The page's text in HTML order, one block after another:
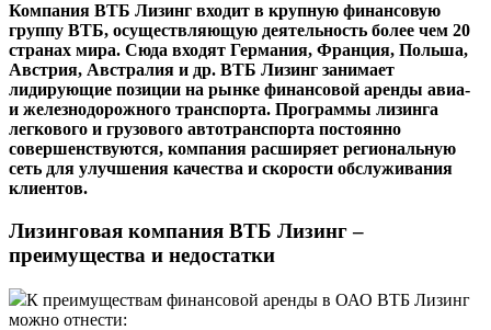
Компания ВТБ Лизинг входит в крупную финансовую
группу ВТБ, осуществляющую деятельность более чем 20
странах мира. Сюда входят Германия, Франция, Польша,
Австрия, Австралия и др. ВТБ Лизинг занимает
лидирующие позиции на рынке финансовой аренды авиа-
и железнодорожного транспорта. Программы лизинга
легкового и грузового автотранспорта постоянно
совершенствуются, компания расширяет региональную
сеть для улучшения качества и скорости обслуживания
клиентов.
Лизинговая компания ВТБ Лизинг –
преимущества и недостатки
К преимуществам финансовой аренды в ОАО ВТБ Лизинг
можно отнести: